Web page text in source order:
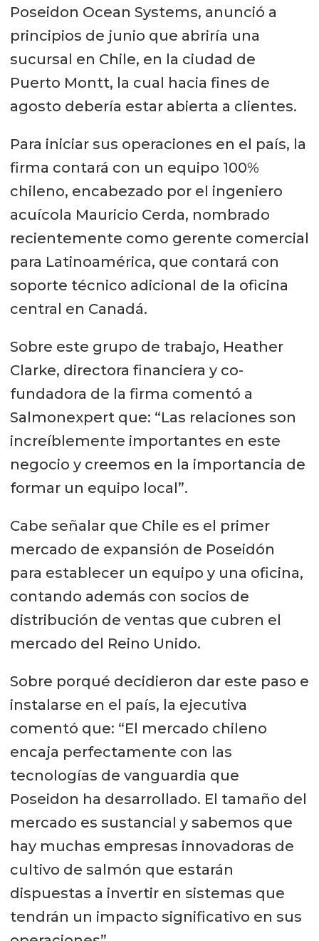
Poseidon Ocean Systems, anunció a
principios de junio que abriría una
sucursal en Chile, en la ciudad de
Puerto Montt, la cual hacia fines de
agosto debería estar abierta a clientes.
Para iniciar sus operaciones en el país, la
firma contará con un equipo 100%
chileno, encabezado por el ingeniero
acuícola Mauricio Cerda, nombrado
recientemente como gerente comercial
para Latinoamérica, que contará con
soporte técnico adicional de la oficina
central en Canadá.
Sobre este grupo de trabajo, Heather
Clarke, directora financiera y co-
fundadora de la firma comentó a
Salmonexpert que: “Las relaciones son
increíblemente importantes en este
negocio y creemos en la importancia de
formar un equipo local”.
Cabe señalar que Chile es el primer
mercado de expansión de Poseidón
para establecer un equipo y una oficina,
contando además con socios de
distribución de ventas que cubren el
mercado del Reino Unido.
Sobre porqué decidieron dar este paso e
instalarse en el país, la ejecutiva
comentó que: “El mercado chileno
encaja perfectamente con las
tecnologías de vanguardia que
Poseidon ha desarrollado. El tamaño del
mercado es sustancial y sabemos que
hay muchas empresas innovadoras de
cultivo de salmón que estarán
dispuestas a invertir en sistemas que
tendrán un impacto significativo en sus